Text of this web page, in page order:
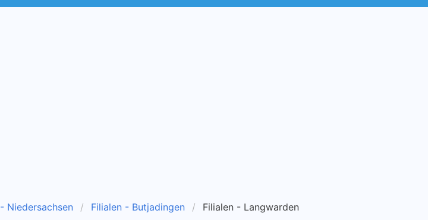
Niedersachsen Filialen - Butjadingen Filialen - Langwarden